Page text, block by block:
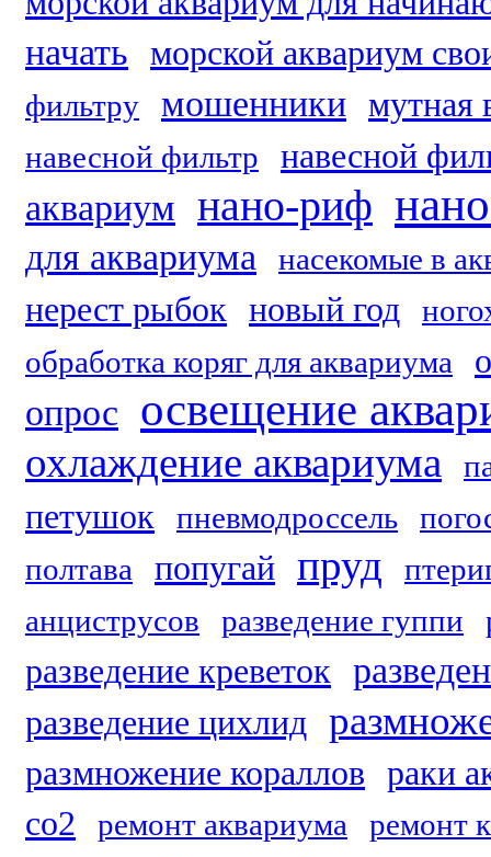
начать морской аквариум
фильтру мошенники мутная
навесной фильтр навесной
аквариум нано-риф
для аквариума насекомые в
нерест рыбок новый год
обработка коряг для аквариума
опрос освещение
охлаждение аквариума
петушок пневмодроссель
полтава
попугай пруд
анциструсов
разведение гуппи
разведение креветок
разведение цихлид
размножение кораллов раки
co2
ремонт аквариума
ремонт